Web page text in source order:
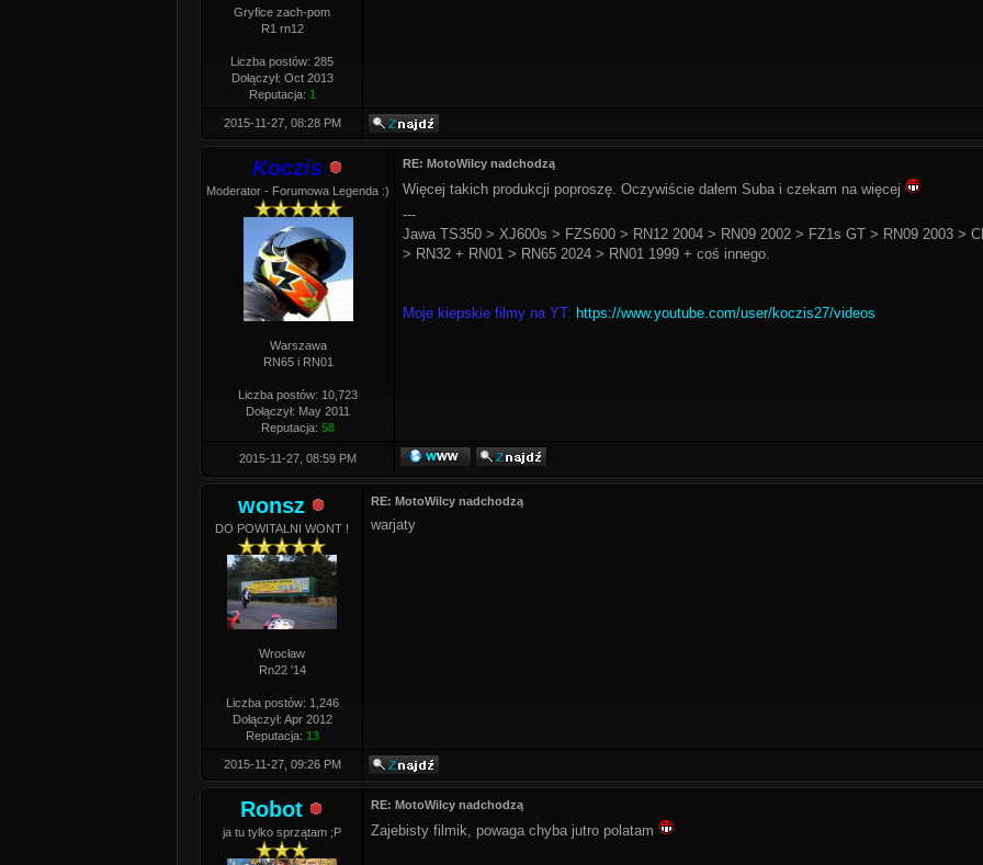
Gryfice zach-pom
R1 rn12
Liczba postów: 285
Dołączył: Oct 2013
Reputacja: 1
2015-11-27, 08:28 PM
Koczis
Moderator - Forumowa Legenda :)
Warszawa
RN65 i RN01
Liczba postów: 10,723
Dołączył: May 2011
Reputacja: 58
RE: MotoWilcy nadchodzą
Więcej takich produkcji poproszę. Oczywiście dałem Suba i czekam na więcej
---
Jawa TS350 > XJ600s > FZS600 > RN12 2004 > RN09 2002 > FZ1s GT > RN09 2003 >
> RN32 + RN01 > RN65 2024 > RN01 1999 + coś innego.
Moje kiepskie filmy na YT: https://www.youtube.com/user/koczis27/videos
2015-11-27, 08:59 PM
wonsz
DO POWITALNI WONT !
Wrocław
Rn22 '14
Liczba postów: 1,246
Dołączył: Apr 2012
Reputacja: 13
RE: MotoWilcy nadchodzą
warjaty
2015-11-27, 09:26 PM
Robot
ja tu tylko sprzątam ;P
RE: MotoWilcy nadchodzą
Zajebisty filmik, powaga chyba jutro polatam